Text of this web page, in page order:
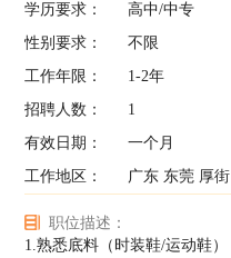
学历要求：
高中/中专
性别要求：
不限
工作年限：
1-2年
招聘人数：
1
有效日期：
一个月
工作地区：
广东 东莞 厚街
职位描述：
1.熟悉底料（时装鞋/运动鞋）